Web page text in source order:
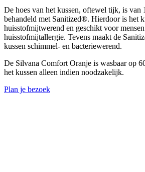
De hoes van het kussen, oftewel tijk, is van
behandeld met Sanitized®. Hierdoor is het
huisstofmijtwerend en geschikt voor mensen
huisstofmijtallergie. Tevens maakt de
kussen schimmel- en bacteriewerend.
De Silvana Comfort Oranje is wasbaar op
het kussen alleen indien noodzakelijk.
Plan je bezoek